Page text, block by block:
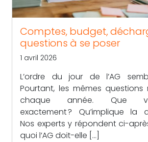
Comptes, budget,
questions à se poser
1 avril 2026
L’ordre du jour de l’AG
Pourtant, les mêmes questions
chaque année. Que
exactement ? Qu’implique la
Nos experts y répondent ci-
quoi l’AG doit-elle […]